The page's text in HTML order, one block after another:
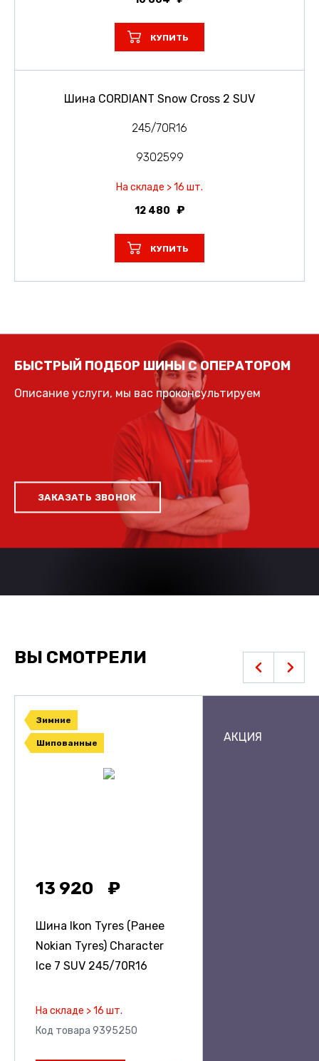
КУПИТЬ
Шина CORDIANT Snow Cross 2 SUV
245/70R16
9302599
На складе > 16 шт.
12 480
КУПИТЬ
БЫСТРЫЙ ПОДБОР ШИНЫ С ОПЕРАТОРОМ
Описание услуги, мы вас проконсультируем
ЗАКАЗАТЬ ЗВОНОК
ВЫ СМОТРЕЛИ
Зимние
Шипованные
13 920
Шина Ikon Tyres (Ранее
Nokian Tyres) Character
Ice 7 SUV 245/70R16
На складе > 16 шт.
Код товара 9395250
АКЦИЯ